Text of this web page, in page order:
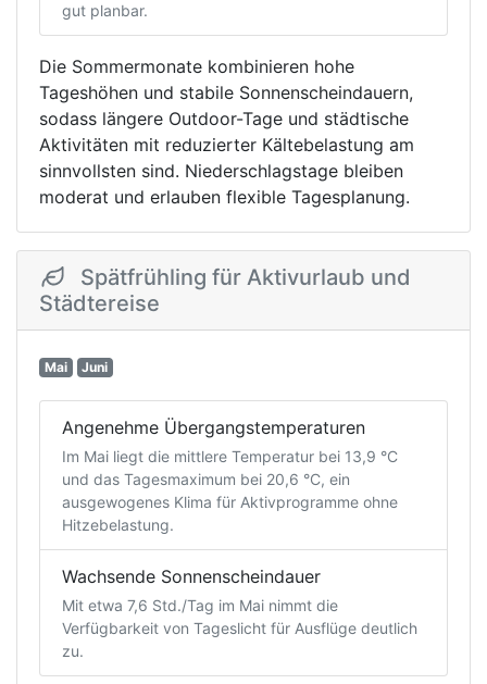
gut planbar.
Die Sommermonate kombinieren hohe
Tageshöhen und stabile Sonnenscheindauern,
sodass längere Outdoor-Tage und städtische
Aktivitäten mit reduzierter Kältebelastung am
sinnvollsten sind. Niederschlagstage bleiben
moderat und erlauben flexible Tagesplanung.
Spätfrühling für Aktivurlaub und
Städtereise
Mai Juni
Angenehme Übergangstemperaturen
Im Mai liegt die mittlere Temperatur bei 13,9 °C
und das Tagesmaximum bei 20,6 °C, ein
ausgewogenes Klima für Aktivprogramme ohne
Hitzebelastung.
Wachsende Sonnenscheindauer
Mit etwa 7,6 Std./Tag im Mai nimmt die
Verfügbarkeit von Tageslicht für Ausflüge deutlich
zu.